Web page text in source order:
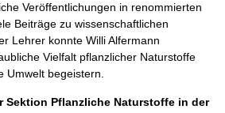
Veröffent­lichungen in renommierten
Beiträge zu wissenschaftlichen
Lehrer konnte Willi Alfermann
Vielfalt pflanzlicher Naturstoffe
Umwelt begeistern.
Sektion Pflanzliche Naturstoffe in der